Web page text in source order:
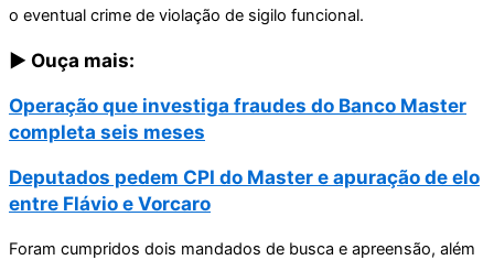
o eventual crime de violação de sigilo funcional.
▶️ Ouça mais:
Operação que investiga fraudes do Banco Master
completa seis meses
Deputados pedem CPI do Master e apuração de elo
entre Flávio e Vorcaro
Foram cumpridos dois mandados de busca e apreensão, além